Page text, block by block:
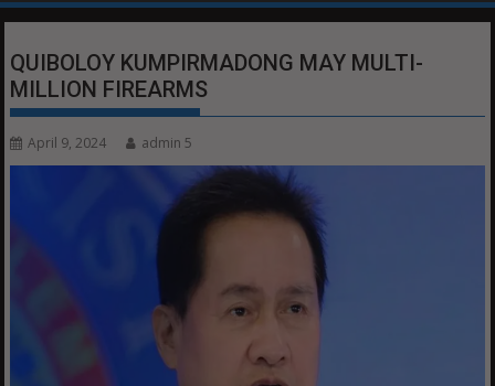
QUIBOLOY KUMPIRMADONG MAY MULTI-
MILLION FIREARMS
April 9, 2024 admin 5